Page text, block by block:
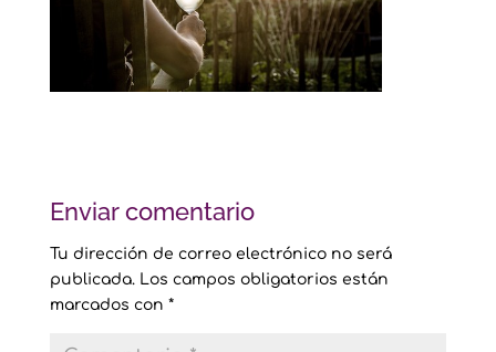
Enviar comentario
Tu dirección de correo electrónico no será
publicada. Los campos obligatorios están
marcados con *